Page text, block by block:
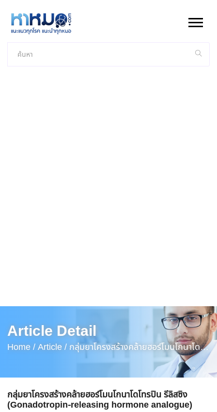
Article Detail
Home /Article / กลุ่มยาโครงสร้างคล้ายฮอร์โมนโกนาโด
โทรปิน รีลิสซิง (Gonadotropin-Releasing Hormone
Analogue)
กลุ่มยาโครงสร้างคล้ายฮอร์โมนโกนาโดโทรปิน รีลิสซิง
(Gonadotropin-releasing hormone analogue)